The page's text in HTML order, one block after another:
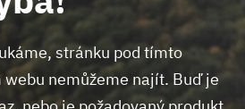
stránku pod tímto
webu nemůžeme najít. Buď je